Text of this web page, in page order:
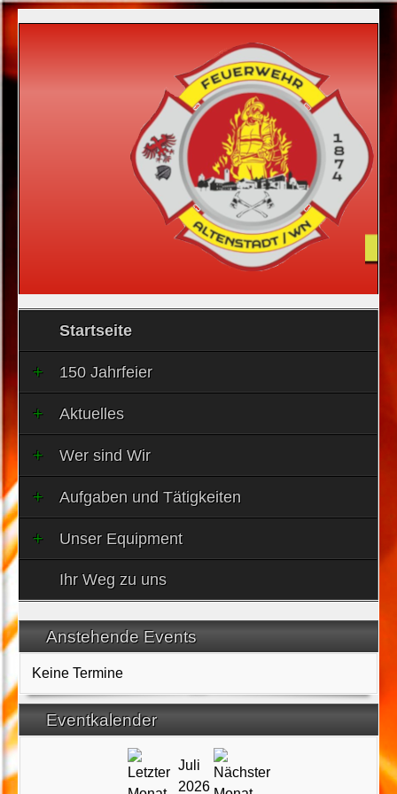
Startseite
150 Jahrfeier
Aktuelles
Wer sind Wir
Aufgaben und Tätigkeiten
Unser Equipment
Ihr Weg zu uns
Anstehende Events
Keine Termine
Eventkalender
Juli
2026